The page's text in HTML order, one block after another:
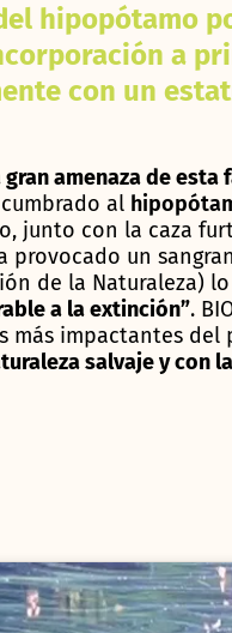
hipopótamo
a
con un
amenaza de esta
al
junto con la caza
un
de la Naturaleza)
a la extinción”.
más impactantes del
salvaje y con